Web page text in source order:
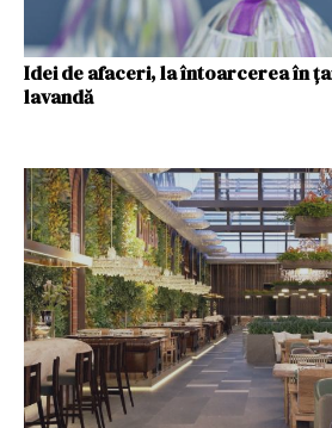
Idei de afaceri, la întoarcerea în
lavandă